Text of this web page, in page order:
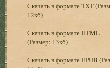
Скачать в формате TXT
12кб)
Скачать в формате HTML
(Размер: 13кб)
Скачать в формате EPUB